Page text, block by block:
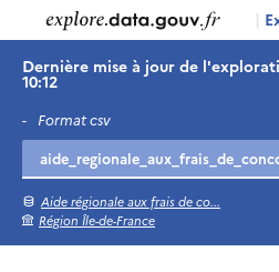
|
Dernière mise à jour de
10:12
- Format csv
Aide régionale aux frais de co...
Région Île-de-France